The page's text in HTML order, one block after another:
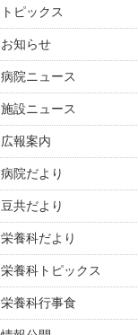
トピックス
お知らせ
病院ニュース
施設ニュース
広報案内
病院だより
豆共だより
栄養科だより
栄養科トピックス
栄養科行事食